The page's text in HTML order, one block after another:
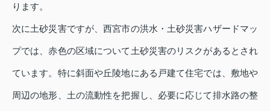
ります。
次に土砂災害ですが、西宮市の洪水・土砂災害ハザードマッ
プでは、赤色の区域について土砂災害のリスクがあるとされ
ています。特に斜面や丘陵地にある戸建て住宅では、敷地や
周辺の地形、土の流動性を把握し、必要に応じて排水路の整